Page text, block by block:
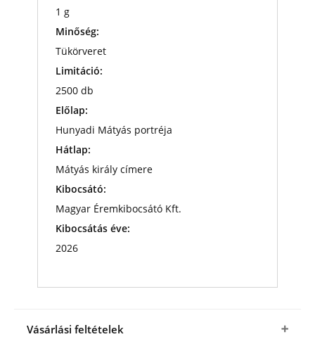
1 g
Minőség:
Tükörveret
Limitáció:
2500 db
Előlap:
Hunyadi Mátyás portréja
Hátlap:
Mátyás király címere
Kibocsátó:
Magyar Éremkibocsátó Kft.
Kibocsátás éve:
2026
Vásárlási feltételek